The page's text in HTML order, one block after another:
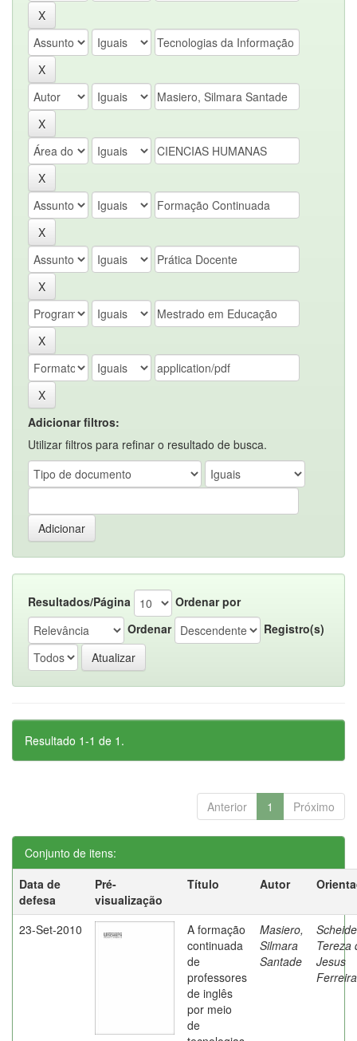
Adicionar filtros:
Utilizar filtros para refinar o resultado de busca.
Resultados/Página
Ordenar por
Ordenar
Registro(s)
Resultado 1-1 de 1.
Anterior 1 Próximo
Conjunto de itens:
Data de
defesa
Pré-
visualização
Título Autor
23-Set-2010
A formação
continuada
de
professores
de inglês
por meio
de
Masiero,
Silmara
Santade
Tereza
Jesus
Ferreira